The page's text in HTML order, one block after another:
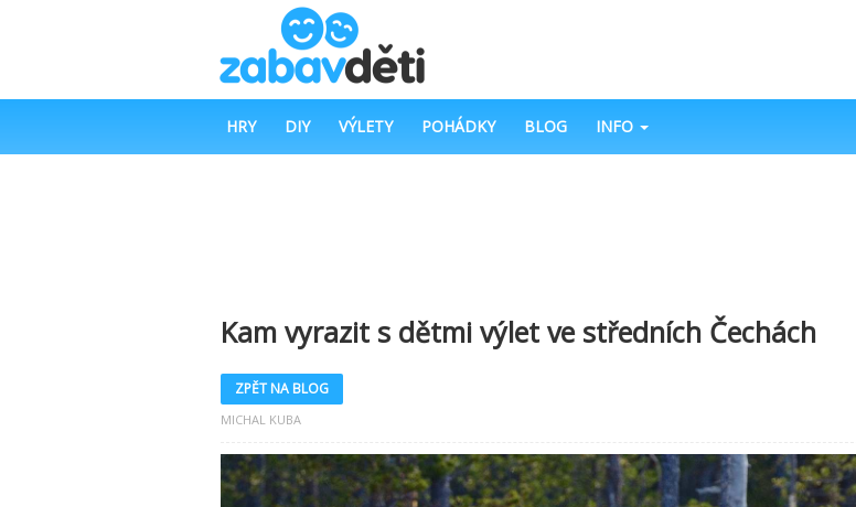
HRY DIY VÝLETY POHÁDKY BLOG INFO
Kam vyrazit s dětmi výlet ve středních Čechách
ZPĚT NA BLOG
MICHAL KUBA